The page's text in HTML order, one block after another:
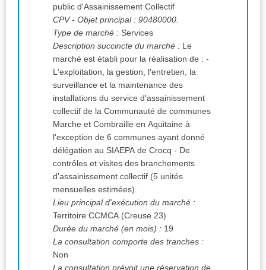
public d'Assainissement Collectif
CPV- Objet principal : 90480000.
Type de marché : Services
Description succincte du marché : Le
marché est établi pour la réalisation de : -
L'exploitation, la gestion, l'entretien, la
surveillance et la maintenance des
installations du service d'assainissement
collectif de la Communauté de communes
Marche et Combraille en Aquitaine à
l'exception de 6 communes ayant donné
délégation au SIAEPA de Crocq - De
contrôles et visites des branchements
d'assainissement collectif (5 unités
mensuelles estimées).
Lieu principal d'exécution du marché :
Territoire CCMCA (Creuse 23)
Durée du marché (en mois) : 19
La consultation comporte des tranches :
Non
La consultation prévoit une réservation de